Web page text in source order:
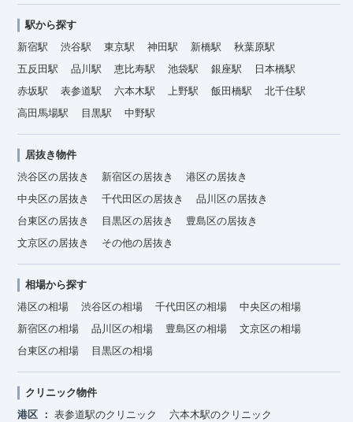
駅から探す
新宿駅
渋谷駅 東京駅 神田駅 新橋駅
秋葉原駅
五反田駅
品川駅 恵比寿駅 池袋駅 銀座駅
日本橋駅
赤坂駅
表参道駅 六本木駅 上野駅 飯田橋駅
北千住駅
高田馬場駅
目黒駅 中野駅
居抜き物件
渋谷区の居抜き
新宿区の居抜き
港区の居抜き
中央区の居抜き
千代田区の居抜き
品川区の居抜き
台東区の居抜き
目黒区の居抜き
豊島区の居抜き
文京区の居抜き
その他の居抜き
相場から探す
港区の相場
渋谷区の相場 千代田区の相場
中央区の相場
新宿区の相場
品川区の相場 豊島区の相場
文京区の相場
台東区の相場
目黒区の相場
クリニック物件
港区
表参道駅のクリニック
六本木駅のクリニック